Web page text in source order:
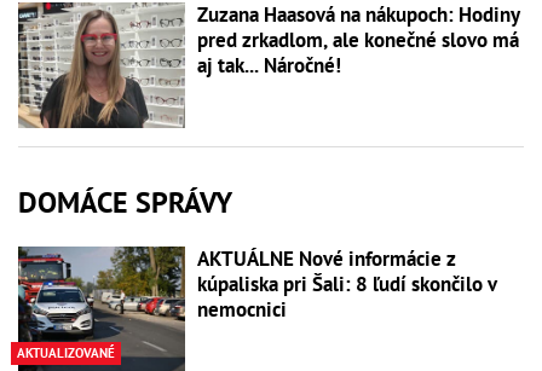
Zuzana Haasová na nákupoch: Hodiny
pred zrkadlom, ale konečné slovo má
aj tak... Náročné!
DOMÁCE SPRÁVY
AKTUALIZOVANÉ
AKTUÁLNE Nové informácie z
kúpaliska pri Šali: 8 ľudí skončilo v
nemocnici